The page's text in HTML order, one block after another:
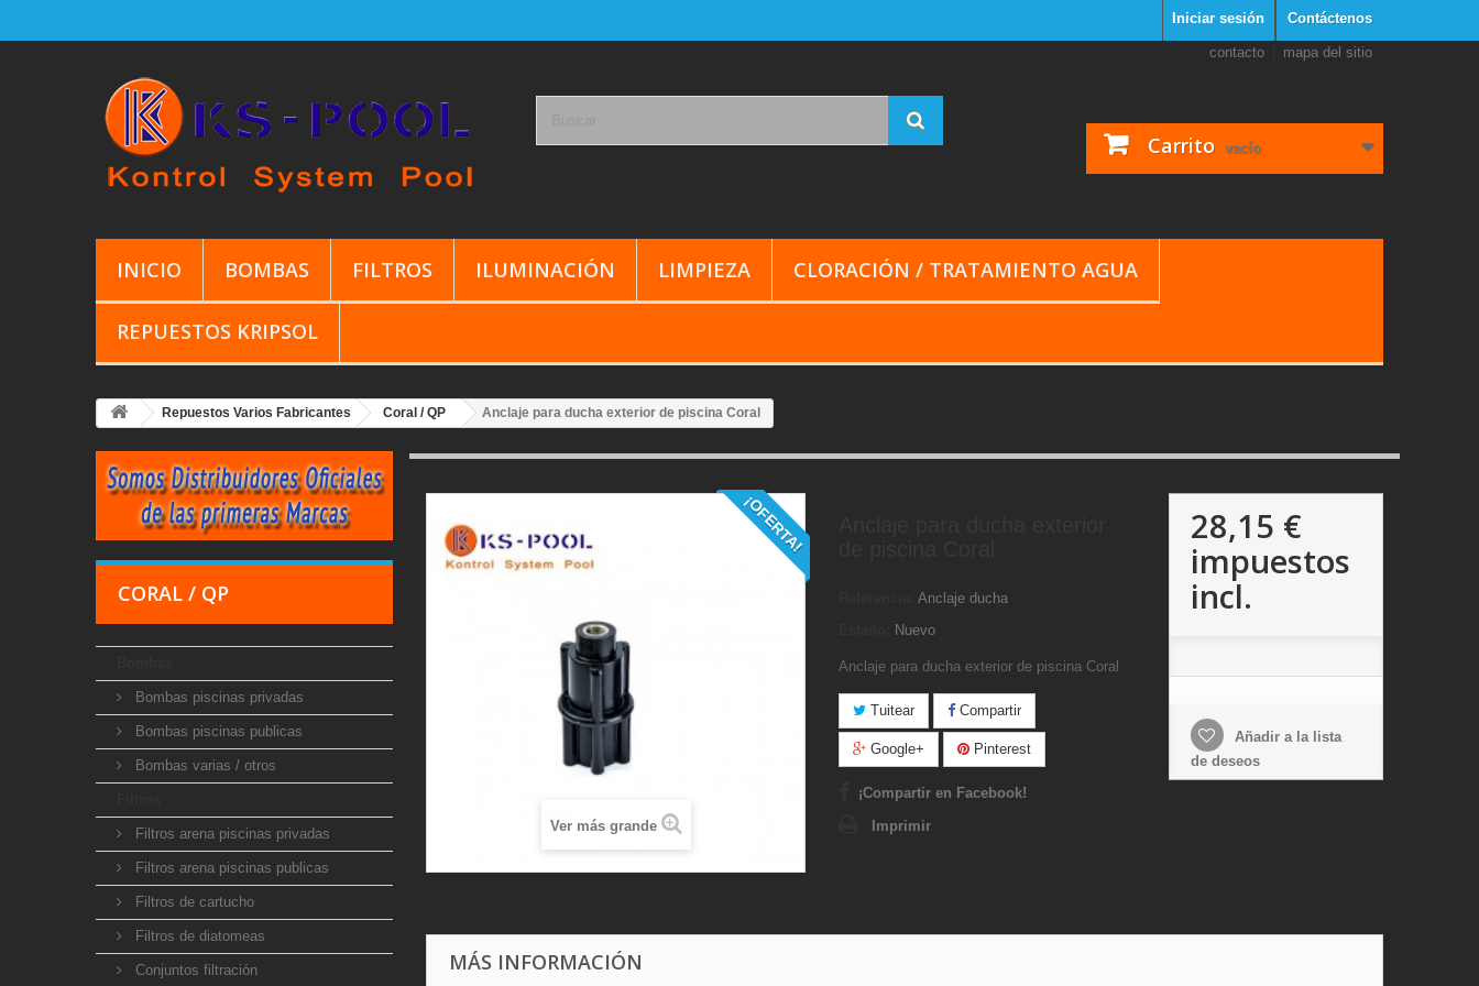
Contáctenos
Iniciar sesión
contacto mapa del sitio
Carrito vacío
INICIO BOMBAS FILTROS ILUMINACIÓN LIMPIEZA CLORACIÓN / TRATAMIENTO AGUA
REPUESTOS KRIPSOL
Repuestos Varios Fabricantes Coral / QP Anclaje para ducha exterior de piscina Coral
CORAL / QP
Bombas piscinas privadas
Bombas piscinas publicas
Bombas varias / otros
Filtros arena piscinas privadas
Filtros arena piscinas publicas
Filtros de cartucho
Filtros de diatomeas
Conjuntos filtración
¡OFERTA!
Ver más grande
Anclaje ducha
Nuevo
Anclaje para ducha exterior de piscina Coral
Tuitear Compartir
Google+ Pinterest
¡Compartir en Facebook!
Imprimir
28,15 €
impuestos
incl.
Añadir a la lista
de deseos
MÁS INFORMACIÓN